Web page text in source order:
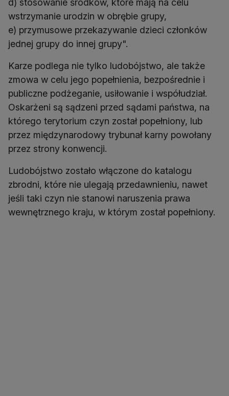
d) stosowanie środków, które mają na celu
wstrzymanie urodzin w obrębie grupy,
e) przymusowe przekazywanie dzieci członków
jednej grupy do innej grupy".
Karze podlega nie tylko ludobójstwo, ale także
zmowa w celu jego popełnienia, bezpośrednie i
publiczne podżeganie, usiłowanie i współudział.
Oskarżeni są sądzeni przed sądami państwa, na
którego terytorium czyn został popełniony, lub
przez międzynarodowy trybunał karny powołany
przez strony konwencji.
Ludobójstwo zostało włączone do katalogu
zbrodni, które nie ulegają przedawnieniu, nawet
jeśli taki czyn nie stanowi naruszenia prawa
wewnętrznego kraju, w którym został popełniony.